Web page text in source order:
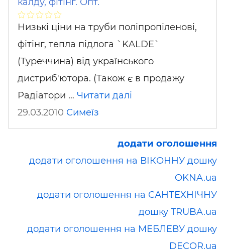
Низькі ціни на труби поліпропіленові,
фітінг, тепла підлога `KALDE`
(Туреччина) від українського
дистриб'ютора. (Також є в продажу
Радіатори … Читати далі
29.03.2010 Симеїз
додати оголошення
додати оголошення на ВІКОННУ дошку
OKNA.ua
додати оголошення на САНТЕХНІЧНУ
дошку TRUBA.ua
додати оголошення на МЕБЛЕВУ дошку
DECOR.ua